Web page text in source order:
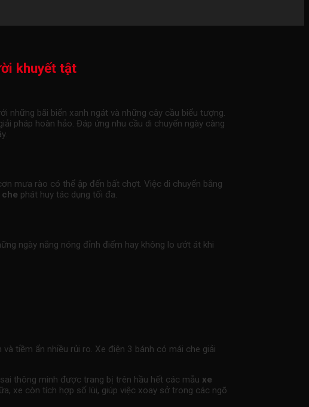
khuyết tật
những bãi biển xanh ngát và những cây cầu biểu tượng.
pháp hoàn hảo. Đáp ứng nhu cầu di chuyển ngày càng
mưa rào có thể ập đến bất chợt. Việc di chuyển bằng
che phát huy tác dụng tối đa.
ngày nắng nóng đỉnh điểm hay không lo ướt át khi
tiềm ẩn nhiều rủi ro. Xe điện 3 bánh có mái che giải
thông minh được trang bị trên hầu hết các mẫu xe
xe còn tích hợp số lùi, giúp việc xoay sở trong các ngõ